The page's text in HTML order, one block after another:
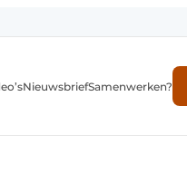
NieuwsbriefSamenwerken?